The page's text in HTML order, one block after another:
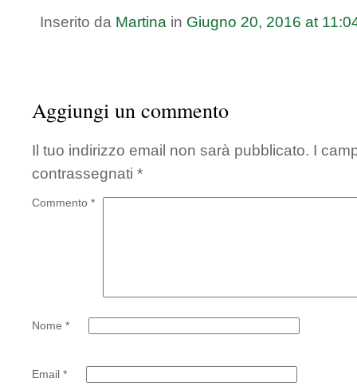
Inserito da Martina in Giugno 20, 2016 at
Aggiungi un commento
Il tuo indirizzo email non sarà pubblicato. I
contrassegnati *
Commento *
Nome *
Email *